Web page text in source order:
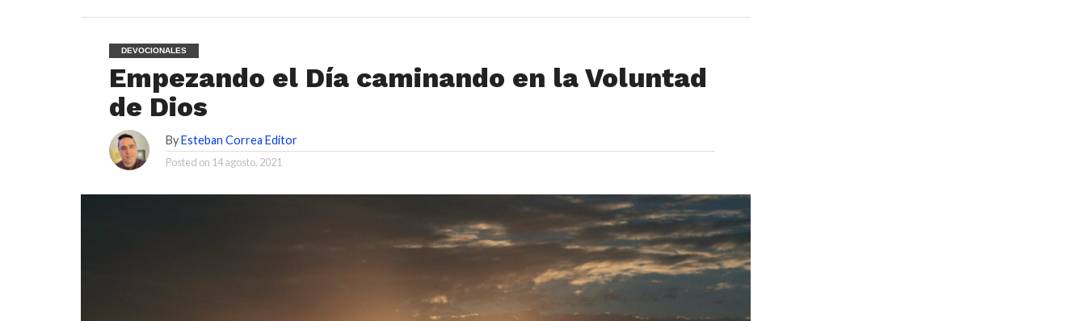
DEVOCIONALES
Empezando el Día caminando en la Voluntad
de Dios
ByEsteban Correa Editor
Posted on 14 agosto, 2021